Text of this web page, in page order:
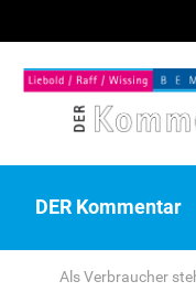
DER Kommentar
Als Verbraucher